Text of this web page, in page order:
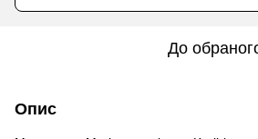
До
Опис